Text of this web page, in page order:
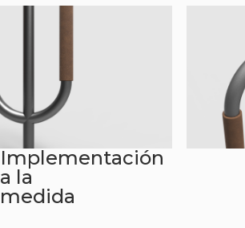
Implementación
a la
medida